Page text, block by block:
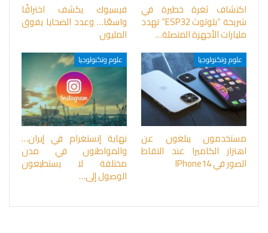
اكتشاف ثغرة خطيرة في
شريحة “بلوتوث ESP32” تهدد
مليارات الأجهزة المتصلة…
فيسبوك يكشف اختراقًا
واسعًا… وعدد الضحايا يفوق
المليون
علوم وتكنولوجيا
مستخدمون يبلغون عن
اهتزاز الكاميرا عند التقاط
الصور في IPhone14
علوم وتكنولوجيا
نهاية إنستغرام في إيران…
والمواطنون في مدن
مختلفة لا يستطيعون
الوصول إلى…